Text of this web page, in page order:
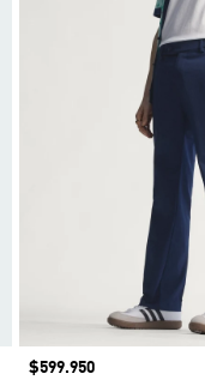
Añadir a la lista de deseos
Precio
$599.950